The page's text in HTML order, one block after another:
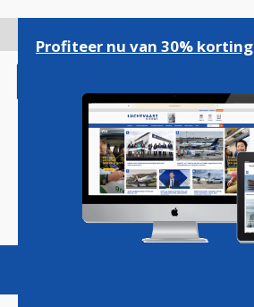
gaan
Magazine Podcasts
Profiteer nu van 30% korting